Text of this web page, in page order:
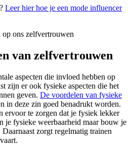
Leer hier hoe je een mode influencer
van zelfvertrouwen
aspecten die invloed hebben op
zijn er ook fysieke aspecten die het
geven. De voordelen van fysieke
in deze zin goed benadrukt worden.
ervoor te zorgen dat je fysiek lekker
je fysieke weerbaarheid maar bouw je
zorgt regelmatig trainen